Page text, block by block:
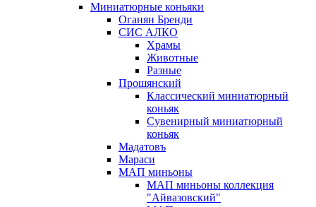
Миниатюрные коньяки
Оганян Бренди
СИС АЛКО
Храмы
Животные
Разные
Прошянский
Классический миниатюрный
коньяк
Сувенирный миниатюрный
коньяк
Мадатовъ
Мараси
МАП миньоны
МАП миньоны коллекция
"Айвазовский"